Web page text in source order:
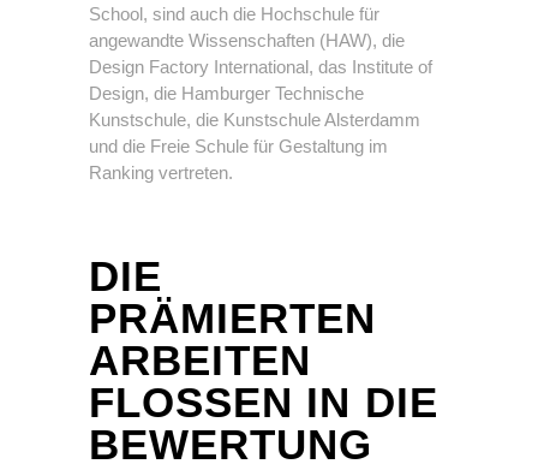
School, sind auch die Hochschule für
angewandte Wissenschaften (HAW), die
Design Factory International, das Institute of
Design, die Hamburger Technische
Kunstschule, die Kunstschule Alsterdamm
und die Freie Schule für Gestaltung im
Ranking vertreten.
DIE
PRÄMIERTEN
ARBEITEN
FLOSSEN IN DIE
BEWERTUNG